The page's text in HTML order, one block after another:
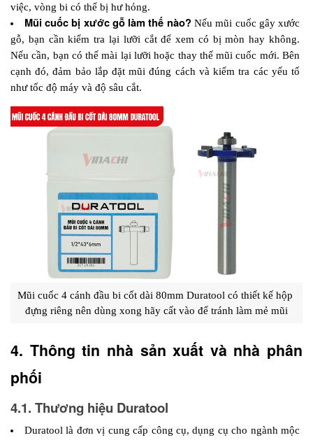
việc, vòng bi có thể bị hư hỏng.
Mũi cuốc bị xước gỗ làm thế nào? Nếu mũi cuốc gây xước
gỗ, bạn cần kiểm tra lại lưỡi cắt để xem có bị mòn hay không.
Nếu cần, bạn có thể mài lại lưỡi hoặc thay thế mũi cuốc mới. Bên
cạnh đó, đảm bảo lắp đặt mũi đúng cách và kiểm tra các yếu tố
như tốc độ máy và độ sâu cắt.
Mũi cuốc 4 cánh đầu bi cốt dài 80mm Duratool có thiết kế hộp
đựng riêng nên dùng xong hãy cất vào để tránh làm mẻ mũi
4. Thông tin nhà sản xuất và nhà phân
phối
4.1. Thương hiệu Duratool
Duratool là đơn vị cung cấp công cụ, dụng cụ cho ngành mộc